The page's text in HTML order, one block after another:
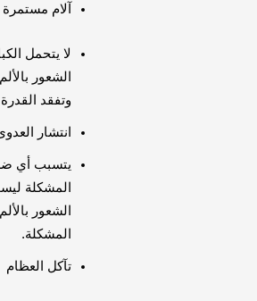
آلام مستمرة
لا يتحمل
الشعور
وتفقد
انتشار
يتسبب أي
المشكلة
الشعور
المشكلة.
تآكل العظام